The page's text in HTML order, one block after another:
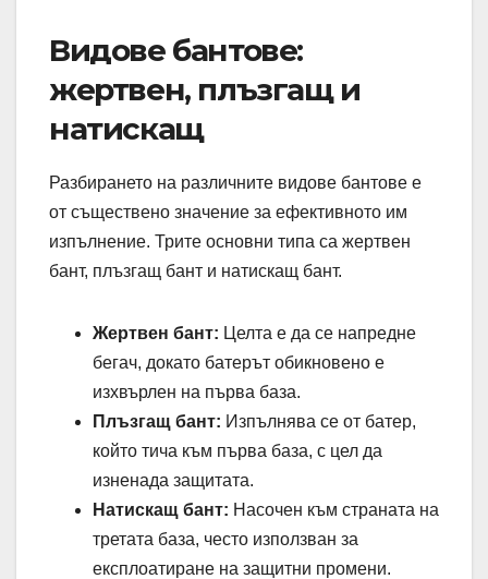
Видове бантове:
жертвен, плъзгащ и
натискащ
Разбирането на различните видове бантове е
от съществено значение за ефективното им
изпълнение. Трите основни типа са жертвен
бант, плъзгащ бант и натискащ бант.
Жертвен бант: Целта е да се напредне
бегач, докато батерът обикновено е
изхвърлен на първа база.
Плъзгащ бант: Изпълнява се от батер,
който тича към първа база, с цел да
изненада защитата.
Натискащ бант: Насочен към страната на
третата база, често използван за
експлоатиране на защитни промени.